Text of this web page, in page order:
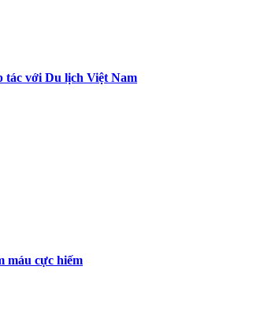
tác với Du lịch Việt Nam
máu cực hiếm